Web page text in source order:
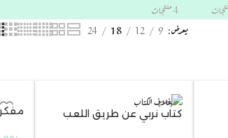
4 منتجات
يعرض 9
12
18
24
كتاب نربي عن طريق اللعب